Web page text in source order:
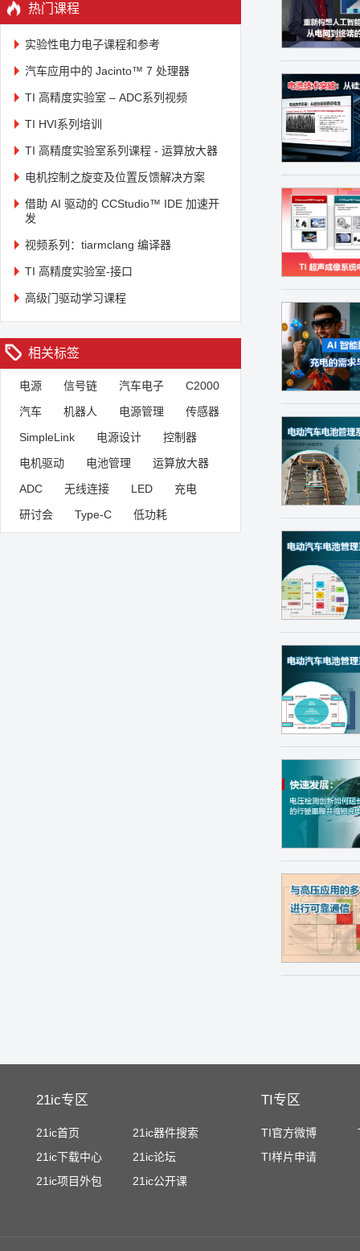
热门课程
实验性电力电子课程和参考
汽车应用中的 Jacinto™ 7 处理器
TI 高精度实验室 – ADC系列视频
TI HVI系列培训
TI 高精度实验室系列课程 - 运算放大器
电机控制之旋变及位置反馈解决方案
借助 AI 驱动的 CCStudio™ IDE 加速开
发
视频系列：tiarmclang 编译器
TI 高精度实验室-接口
高级门驱动学习课程
相关标签
电源 信号链 汽车电子
C2000
汽车
机器人 电源管理
传感器
SimpleLink
电源设计
控制器
电机驱动
电池管理
运算放大器
ADC
无线连接 LED
充电
研讨会
Type-C 低功耗
21ic专区
21ic首页
21ic器件搜索
21ic下载中心
21ic论坛
21ic项目外包
21ic公开课
TI专区
TI官方微博
TI样片申请